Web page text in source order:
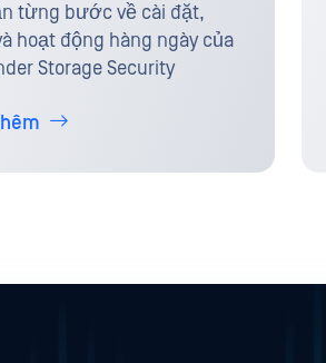
từng bước về cài đặt,
hoạt động hàng ngày của
Storage Security